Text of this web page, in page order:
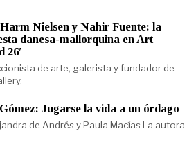
Nielsen y Nahir Fuente: la
danesa-mallorquina en Art
26′
de arte, galerista y fundador de
Jugarse la vida a un órdago
de Andrés y Paula Macías La autora